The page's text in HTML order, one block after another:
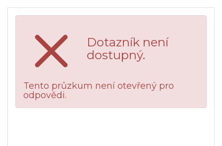
Dotazník není
dostupný.
Tento průzkum není otevřený pro
odpovědi.